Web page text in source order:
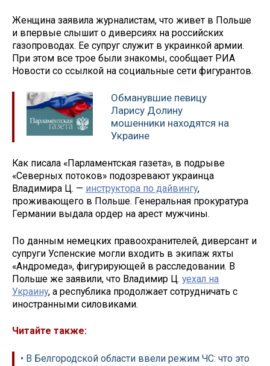
Женщина заявила журналистам, что живет в Польше
и впервые слышит о диверсиях на российских
газопроводах. Ее супруг служит в украинкой армии.
При этом все трое были знакомы, сообщает РИА
Новости со ссылкой на социальные сети фигурантов.
Обманувшие певицу
Ларису Долину
мошенники находятся на
Украине
Как писала «Парламентская газета», в подрыве
«Северных потоков» подозревают украинца
Владимира Ц. — инструктора по дайвингу,
проживающего в Польше. Генеральная прокуратура
Германии выдала ордер на арест мужчины.
По данным немецких правоохранителей, диверсант и
супруги Успенские могли входить в экипаж яхты
«Андромеда», фигурирующей в расследовании. В
Польше же заявили, что Владимир Ц. уехал на
Украину, а республика продолжает сотрудничать с
иностранными силовиками.
Читайте также:
• В Белгородской области ввели режим ЧС: что это